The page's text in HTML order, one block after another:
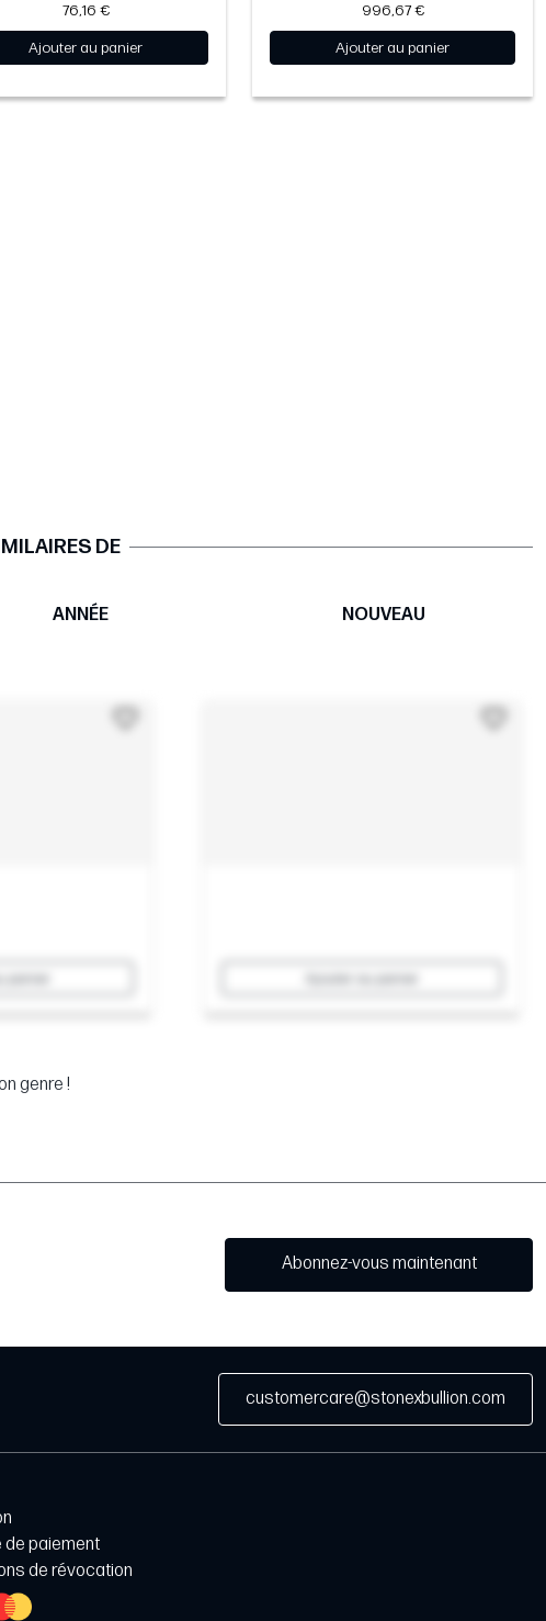
76,16 €
Ajouter au panier
996,67 €
Ajouter au panier
DE
ANNÉE NOUVEAU
genre !
Abonnez-vous maintenant
customercare@stonexbullion.com
de paiement
de révocation